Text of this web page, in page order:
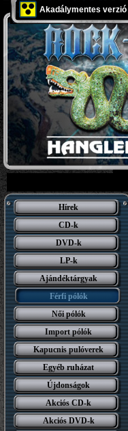
Akadálymentes verzió
Hírek
CD-k
DVD-k
LP-k
Ajándéktárgyak
Férfi pólók
Női pólók
Import pólók
Kapucnis pulóverek
Egyéb ruházat
Újdonságok
Akciós CD-k
Akciós DVD-k